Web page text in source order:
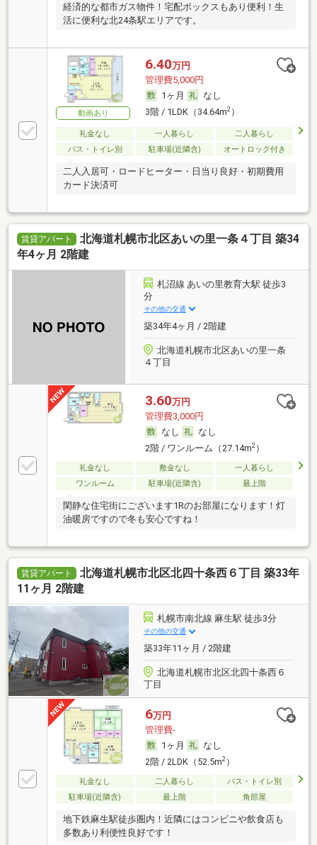
経済的な都市ガス物件！宅配ボックスもあり便利！生
活に便利な北24条駅エリアです。
動画あり
6.40万円
管理費5,000円
1ヶ月
なし
3階 / 1LDK（34.64m2）
礼金なし 一人暮らし
二人暮らし
バス・トイレ別
駐車場(近隣含) オートロック付き
二人入居可・ロードヒーター・日当り良好・初期費用
カード決済可
賃貸アパート
北海道札幌市北区あいの里一条４丁目 築34
年4ヶ月 2階建
札沼線 あいの里教育大駅 徒歩3
分
その他の交通
築34年4ヶ月 / 2階建
北海道札幌市北区あいの里一条
４丁目
3.60万円
管理費3,000円
なし
なし
2階 / ワンルーム（27.14m2）
礼金なし 敷金なし
一人暮らし
ワンルーム
駐車場(近隣含) 最上階
閑静な住宅街にございます1Rのお部屋になります！灯
油暖房ですので冬も安心ですね！
賃貸アパート
北海道札幌市北区北四十条西６丁目 築33年
11ヶ月 2階建
札幌市南北線 麻生駅 徒歩3分
その他の交通
築33年11ヶ月 / 2階建
北海道札幌市北区北四十条西６
丁目
6万円
管理費-
1ヶ月
なし
2階 / 2LDK（52.5m2）
礼金なし 二人暮らし
バス・トイレ別
駐車場(近隣含)
最上階 角部屋
地下鉄麻生駅徒歩圏内！近隣にはコンビニや飲食店も
多数あり利便性良好です！